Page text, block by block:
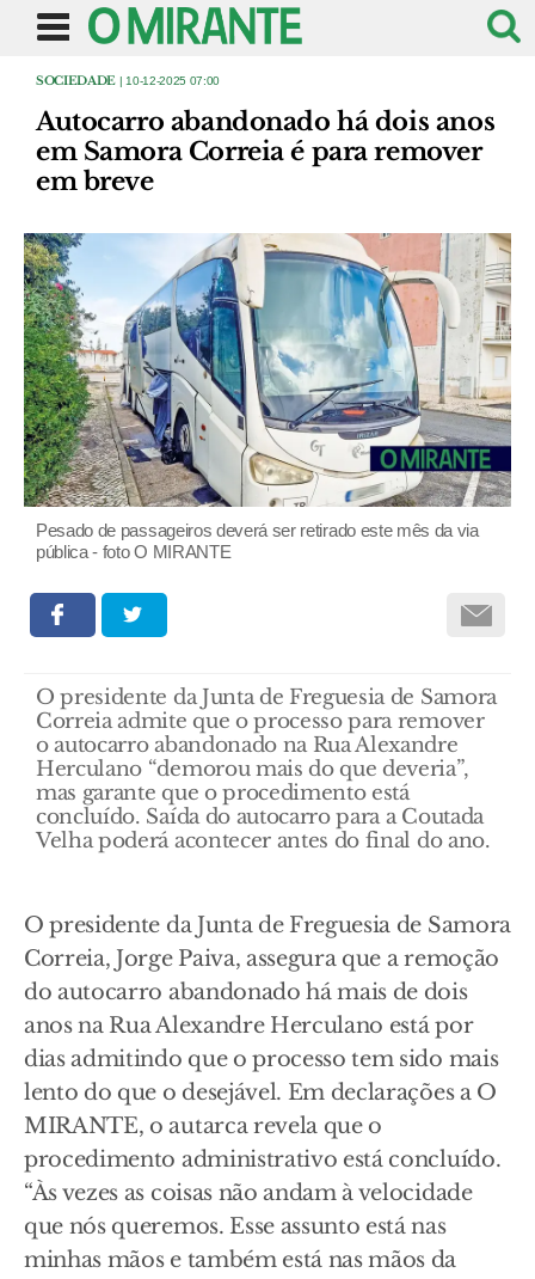
SOCIEDADE | 10-12-2025 07:00
Autocarro abandonado há dois anos
em Samora Correia é para remover
em breve
Pesado de passageiros deverá ser retirado este mês da via
pública - foto O MIRANTE
O presidente da Junta de Freguesia de Samora
Correia admite que o processo para remover
o autocarro abandonado na Rua Alexandre
Herculano “demorou mais do que deveria”,
mas garante que o procedimento está
concluído. Saída do autocarro para a Coutada
Velha poderá acontecer antes do final do ano.
O presidente da Junta de Freguesia de Samora
Correia, Jorge Paiva, assegura que a remoção
do autocarro abandonado há mais de dois
anos na Rua Alexandre Herculano está por
dias admitindo que o processo tem sido mais
lento do que o desejável. Em declarações a O
MIRANTE, o autarca revela que o
procedimento administrativo está concluído.
“Às vezes as coisas não andam à velocidade
que nós queremos. Esse assunto está nas
minhas mãos e também está nas mãos da